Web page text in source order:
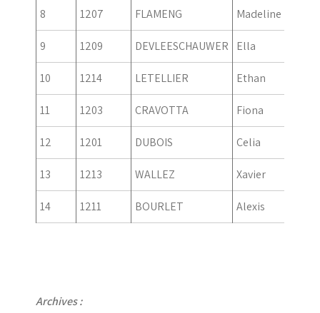
8 1207 FLAMENG Madeline
9 1209 DEVLEESCHAUWER Ella
10 1214 LETELLIER Ethan
11 1203 CRAVOTTA Fiona
12 1201 DUBOIS Celia
13 1213 WALLEZ Xavier
14 1211 BOURLET Alexis
Archives :